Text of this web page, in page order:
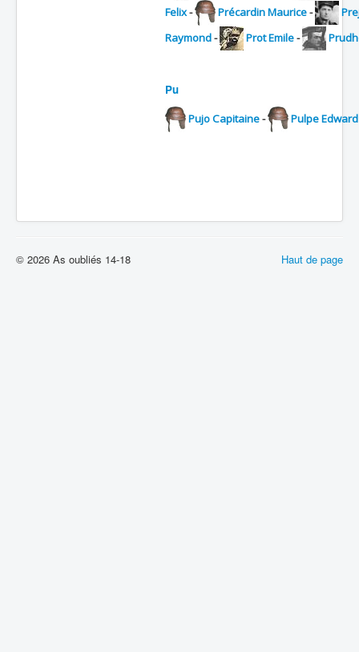
Felix- Précardin Maurice-
Raymond- Prot Emile-
Pu
Pujo Capitaine- Pulpe Edward
Haut de page
© 2026 As oubliés 14-18